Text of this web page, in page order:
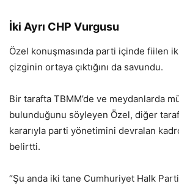
İki Ayrı CHP Vurgusu
Özel konuşmasında parti içinde fiilen
çizginin ortaya çıktığını da savundu.
Bir tarafta TBMM’de ve meydanlarda
bulunduğunu söyleyen Özel, diğer
kararıyla parti yönetimini devralan
belirtti.
“Şu anda iki tane Cumhuriyet Halk